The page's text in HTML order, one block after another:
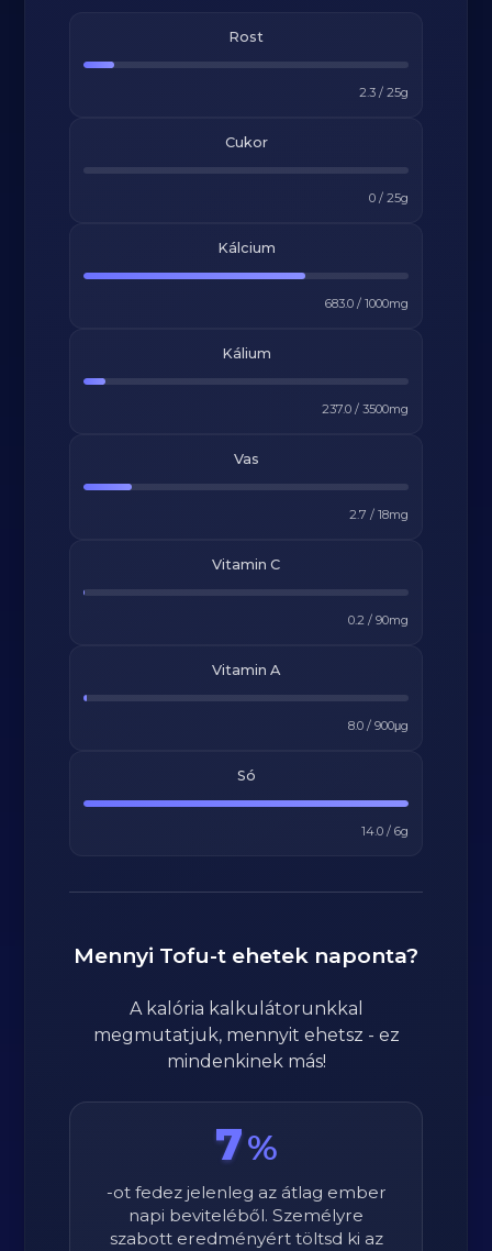
Rost
2.3/ 25g
Cukor
0/ 25g
Kálcium
683.0/ 1000mg
Kálium
237.0/ 3500mg
Vas
2.7 / 18mg
Vitamin C
0.2/ 90mg
Vitamin A
8.0/ 900μg
Só
14.0/ 6g
Mennyi Tofu-t ehetek naponta?
A kalória kalkulátorunkkal
megmutatjuk, mennyit ehetsz - ez
mindenkinek más!
7%
-ot fedez jelenleg az átlag ember
napi beviteléből. Személyre
szabott eredményért töltsd ki az